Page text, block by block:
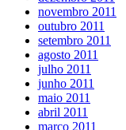
novembro 2011
outubro 2011
setembro 2011
agosto 2011
julho 2011
junho 2011
maio 2011
abril 2011
março 2011